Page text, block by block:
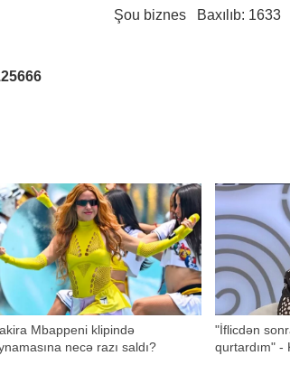
Şou biznes Baxılıb:
Mbappeni klipində
necə razı saldı?
"İflicdən
qurtardım" -